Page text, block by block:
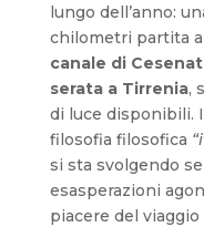
lungo dell’anno:
chilometri partita
canale di
serata a Tirrenia,
di luce disponibili.
filosofia filosofica
si sta svolgendo
esasperazioni
piacere del